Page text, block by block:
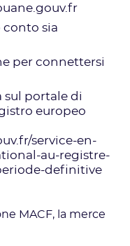
sia
per connettersi
sul portale di
europeo
service-en-
au-registre-
definitive
MACF, la merce